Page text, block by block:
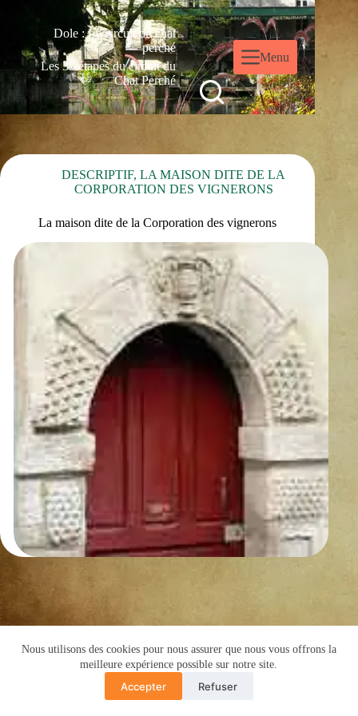
Nous utilisons des cookies pour nous assurer que nous vous offrons la
meilleure expérience possible sur notre site.
Accepter Refuser
Dole : Le circuit du chat
perché
Les 35 étapes du circuit du
Chat Perché
Menu
DESCRIPTIF,LA MAISON DITE DE LA
CORPORATION DES VIGNERONS
La maison dite de la Corporation des vignerons
Copyright © 2016 -Cyril de Grivel
PLAN DU SITE
MENTIONS LÉGALES
POLITIQUE CONFIDENTIALITÉ